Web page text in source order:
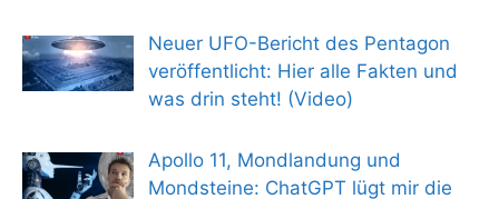
Neuer UFO-Bericht des Pentagon
veröffentlicht: Hier alle Fakten und
was drin steht! (Video)
Apollo 11, Mondlandung und
Mondsteine: ChatGPT lügt mir die